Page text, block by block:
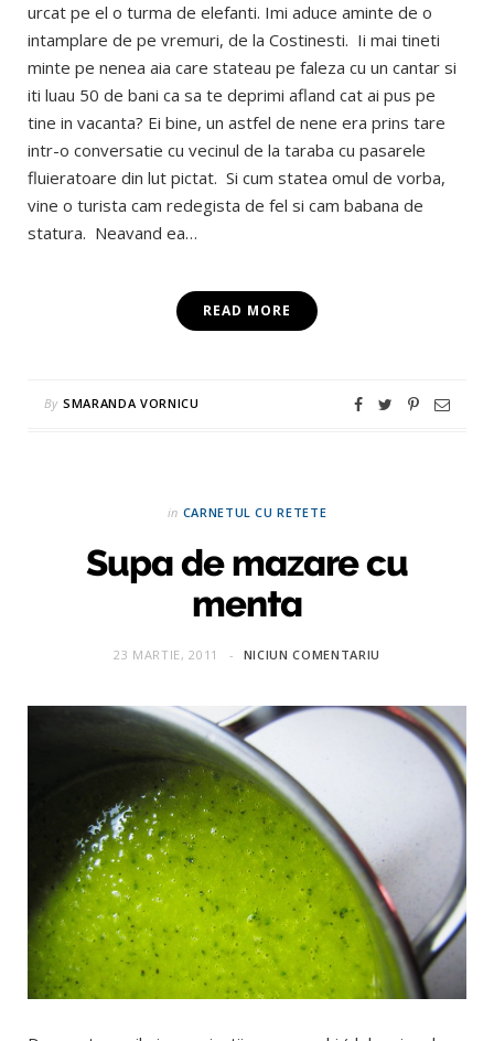
urcat pe el o turma de elefanti. Imi aduce aminte de o
intamplare de pe vremuri, de la Costinesti. Ii mai tineti
minte pe nenea aia care stateau pe faleza cu un cantar si
iti luau 50 de bani ca sa te deprimi afland cat ai pus pe
tine in vacanta? Ei bine, un astfel de nene era prins tare
intr-o conversatie cu vecinul de la taraba cu pasarele
fluieratoare din lut pictat. Si cum statea omul de vorba,
vine o turista cam redegista de fel si cam babana de
statura. Neavand ea…
READ MORE
By SMARANDA VORNICU
in CARNETUL CU RETETE
Supa de mazare cu
menta
23 MARTIE, 2011 NICIUN COMENTARIU